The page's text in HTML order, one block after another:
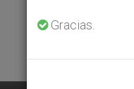
Gracias.